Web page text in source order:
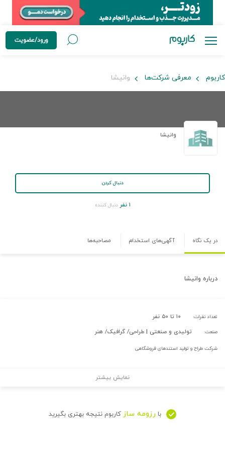
ورود/عضویت
کاربوم معرفی شرکت‌ها وانیشا
وانیشا
دنبال کردن
۱ نفر دنبال کننده
در یک نگاه آگهی‌های استخدام مصاحبه‌ها
درباره وانیشا
تعداد نفرات: ۱۰ تا ۵۰ نفر
صنعت: تولیدی و صنعتی | طراحی/ گرافیک/ هنر
شرکت طراح و تولید استندهای فروشگاهی
نمایش بیشتر
با رزومه ساز کاربوم نتیجه بهتری بگیرید